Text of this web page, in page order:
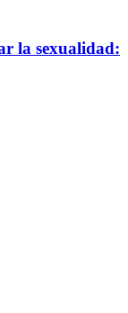
la sexualidad: